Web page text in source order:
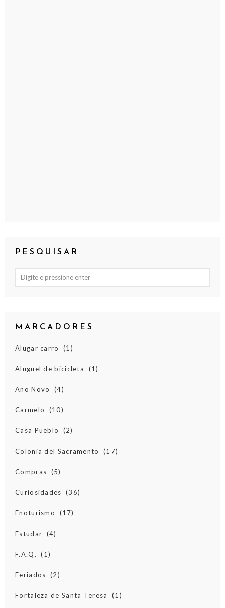
PESQUISAR
MARCADORES
Alugar carro (1)
Aluguel de bicicleta (1)
Ano Novo (4)
Carmelo (10)
Casa Pueblo (2)
Colonia del Sacramento (17)
Compras (5)
Curiosidades (36)
Enoturismo (17)
Estudar (4)
F.A.Q. (1)
Feriados (2)
Fortaleza de Santa Teresa (1)